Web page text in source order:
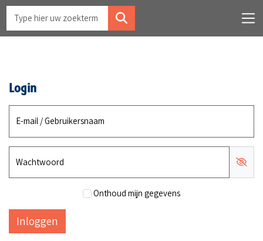
Login
E-mail / Gebruikersnaam
Wachtwoord
Onthoud mijn gegevens